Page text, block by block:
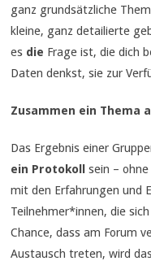
ganz grundsätzliche
kleine, ganz detailierte
es die Frage ist, die dich
Daten denkst, sie zur
Zusammen ein Thema
Das Ergebnis einer
ein Protokoll sein –
mit den Erfahrungen und
Teilnehmer*innen, die
Chance, dass am Forum
Austausch treten, wird